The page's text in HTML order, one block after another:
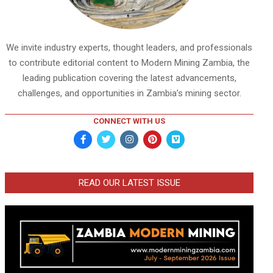
We invite industry experts, thought leaders, and professionals
to contribute editorial content to Modern Mining Zambia, the
leading publication covering the latest advancements,
challenges, and opportunities in Zambia’s mining sector.
CONNECT WITH US
READ OUR LATEST ISSUE